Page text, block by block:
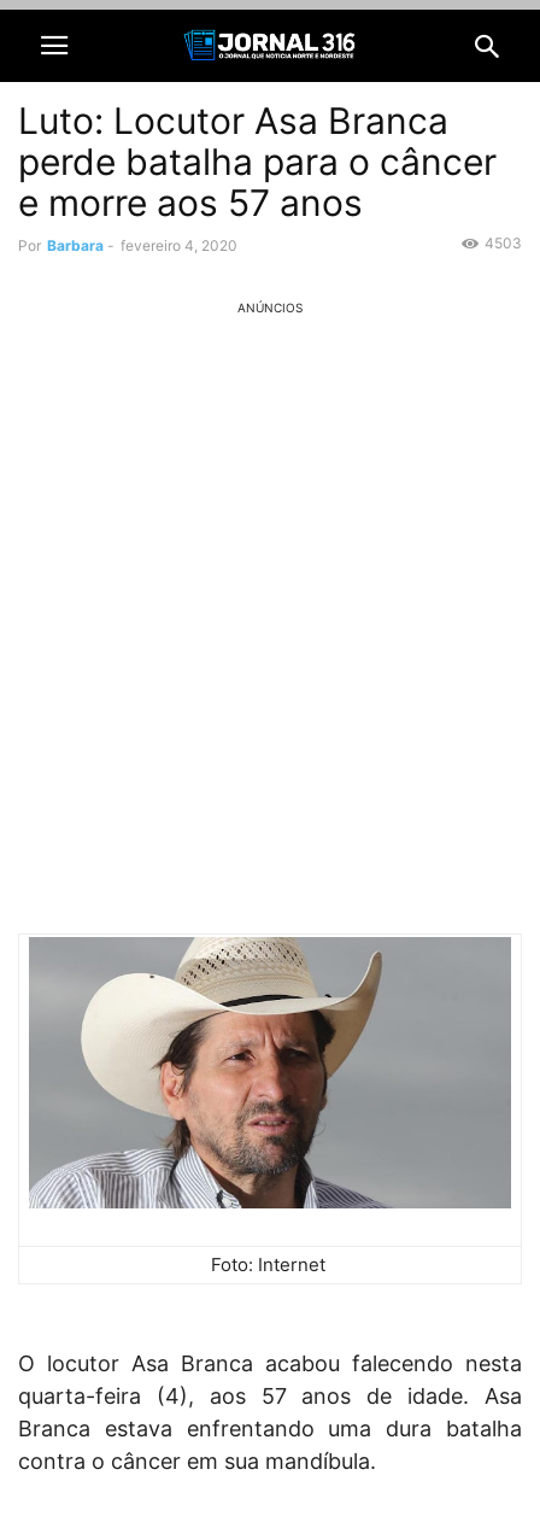
Luto: Locutor Asa Branca
perde batalha para o câncer
e morre aos 57 anos
Por Barbara - fevereiro 4, 2020 4503
ANÚNCIOS
Foto: Internet
O locutor Asa Branca acabou falecendo nesta
quarta-feira (4), aos 57 anos de idade. Asa
Branca estava enfrentando uma dura batalha
contra o câncer em sua mandíbula.